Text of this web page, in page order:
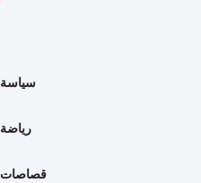
سياسة
رياضة
قصاصات